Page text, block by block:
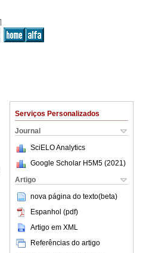
Serviços Personalizados
Journal
SciELO Analytics
Google Scholar H5M5 (2021 )
Artigo
nova página do texto(beta)
Espanhol (pdf)
Artigo em XML
Referências do artigo